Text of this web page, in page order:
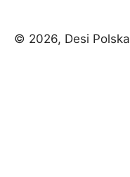
© 2026, Desi